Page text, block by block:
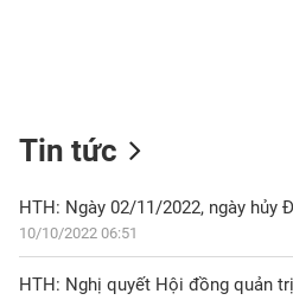
Tin tức
HTH: Ngày 02/11/2022, ngày hủy
10/10/2022 06:51
HTH: Nghị quyết Hội đồng quản trị
DOANH